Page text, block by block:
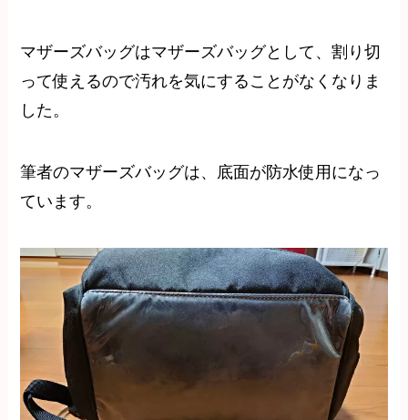
マザーズバッグはマザーズバッグとして、割り切
って使えるので汚れを気にすることがなくなりま
した。
筆者のマザーズバッグは、底面が防水使用になっ
ています。